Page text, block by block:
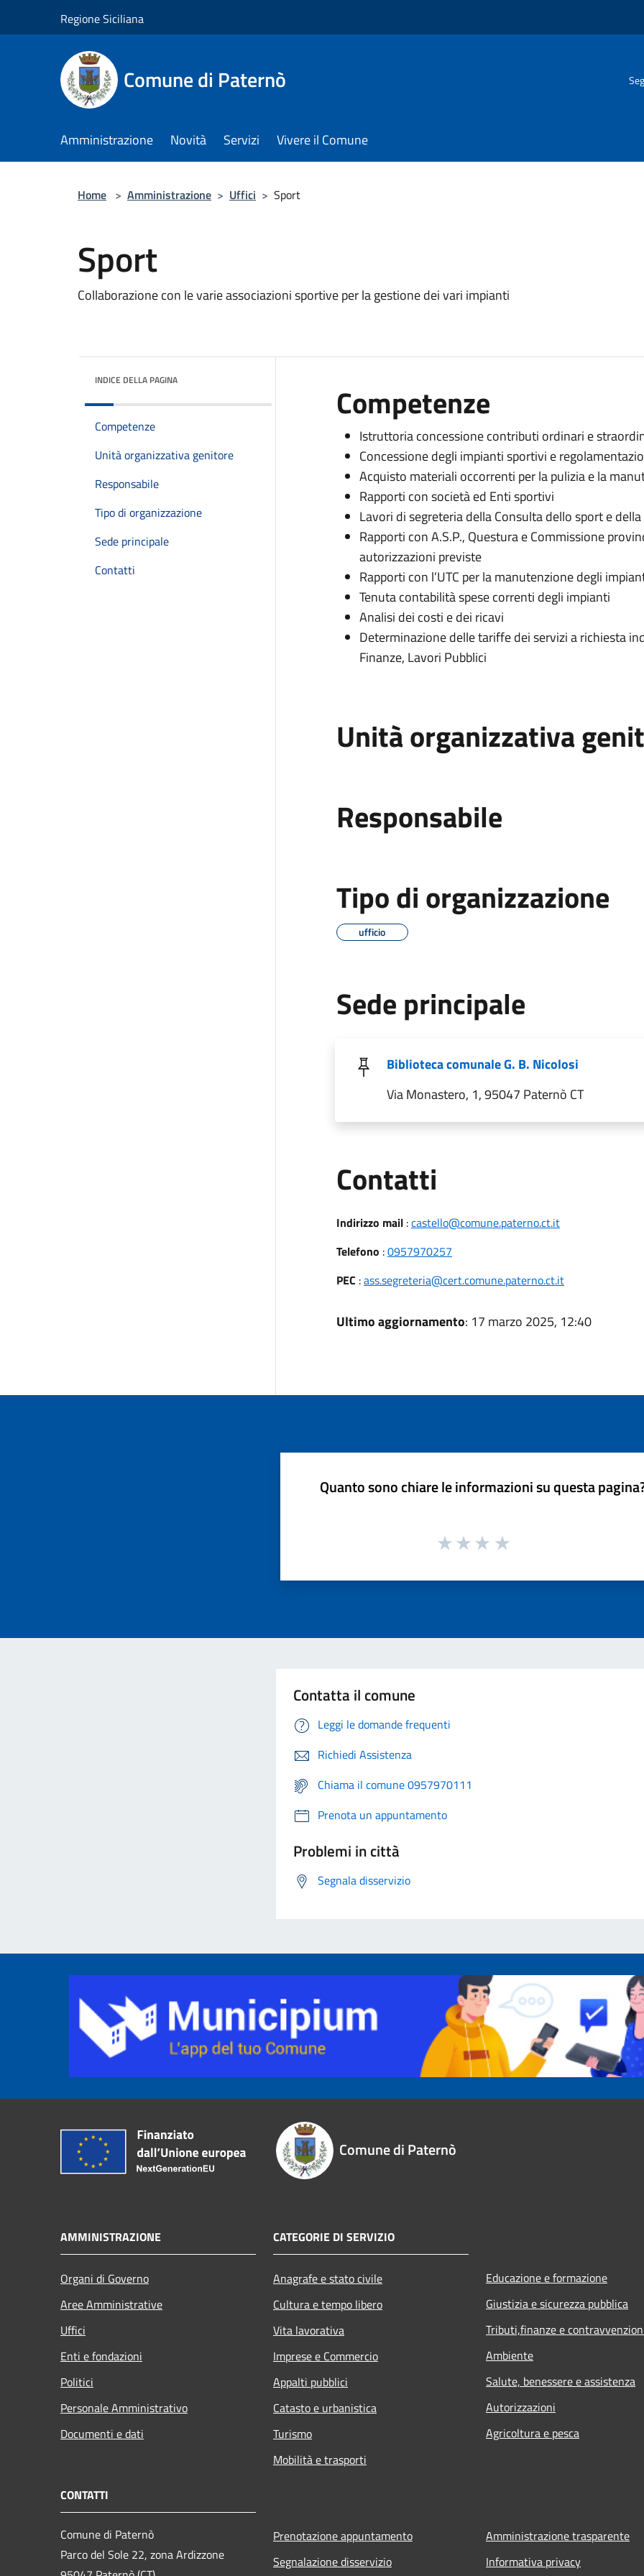
Regione Siciliana
Comune di Paternò
Amministrazione Novità Servizi Vivere il Comune
Home > Amministrazione > Uffici > Sport
Sport
Collaborazione con le varie associazioni sportive per la gestione dei vari impianti
INDICE DELLA PAGINA
Competenze
Unità organizzativa genitore
Responsabile
Tipo di organizzazione
Sede principale
Contatti
Competenze
Istruttoria concessione contributi ordinari e
Concessione degli impianti sportivi e
Acquisto materiali occorrenti per la pulizia e la
Rapporti con società ed Enti sportivi
Lavori di segreteria della Consulta dello sport e
Rapporti con A.S.P., Questura e Commissione
autorizzazioni previste
Rapporti con l’UTC per la manutenzione degli
Tenuta contabilità spese correnti degli impianti
Analisi dei costi e dei ricavi
Determinazione delle tariffe dei servizi a richiesta
Finanze, Lavori Pubblici
Unità organizzativa
Responsabile
Tipo di organizzazione
ufficio
Sede principale
Biblioteca comunale G. B. Nicolosi
Via Monastero, 1, 95047 Paternò CT
Contatti
Indirizzo mail:castello@comune.paterno.ct.it
Telefono :0957970257
PEC :ass.segreteria@cert.comune.paterno.ct.it
Ultimo aggiornamento: 17 marzo 2025, 12:40
Quanto sono chiare le informazioni su questa
Contatta il comune
Leggi le domande frequenti
Richiedi Assistenza
Chiama il comune 0957970111
Prenota un appuntamento
Problemi in città
Segnala disservizio
Comune di Paternò
AMMINISTRAZIONE
Organi di Governo
Aree Amministrative
Uffici
Enti e fondazioni
Politici
Personale Amministrativo
Documenti e dati
CATEGORIE DI SERVIZIO
Anagrafe e stato civile
Cultura e tempo libero
Vita lavorativa
Imprese e Commercio
Appalti pubblici
Catasto e urbanistica
Turismo
Mobilità e trasporti
Educazione e formazione
Giustizia e sicurezza pubblica
Tributi,finanze e
Ambiente
Salute, benessere e assistenza
Autorizzazioni
Agricoltura e pesca
CONTATTI
Comune di Paternò
Parco del Sole 22, zona Ardizzone
Prenotazione appuntamento
Segnalazione disservizio
Amministrazione trasparente
Informativa privacy